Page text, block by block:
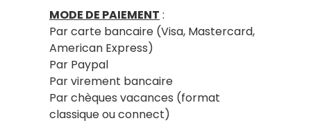
MODE DE PAIEMENT :
Par carte bancaire (Visa, Mastercard,
American Express)
Par Paypal
Par virement bancaire
Par chèques vacances (format
classique ou connect)